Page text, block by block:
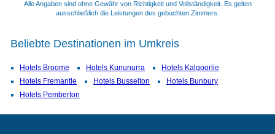
Alle Angaben sind ohne Gewähr von Richtigkeit und Vollständigkeit. Es gelten
ausschließlich die Leistungen des gebuchten Zimmers.
Beliebte Destinationen im Umkreis
Hotels Broome Hotels Kununurra
Hotels Kalgoorlie
Hotels Fremantle
Hotels Busselton
Hotels Bunbury
Hotels Pemberton